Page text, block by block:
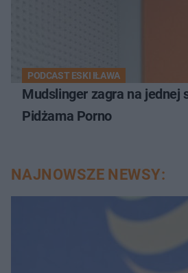
PODCAST ESKI IŁAWA
Mudslinger zagra na jednej
Pidżama Porno
NAJNOWSZE NEWSY: